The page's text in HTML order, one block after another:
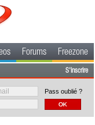
Forums Freezone
S'inscrire
Pass oublié ?